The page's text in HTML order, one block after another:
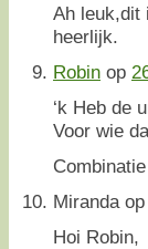
Ah leuk,dit
heerlijk.
Robin op
‘k Heb de
Voor wie
Miranda op
Hoi Robin,